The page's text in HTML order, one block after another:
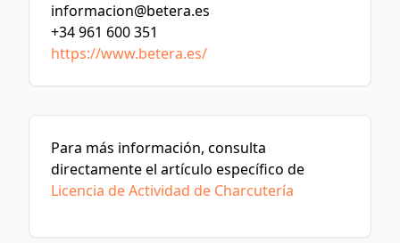
informacion@betera.es
+34 961 600 351
https://www.betera.es/
Para más información, consulta
directamente el artículo específico de
Licencia de Actividad de Charcutería